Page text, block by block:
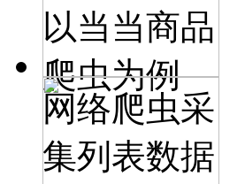
以当当商品
爬虫为例
网络爬虫采
集列表数据